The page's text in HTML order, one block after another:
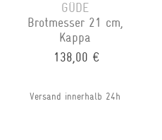
GÜDE
Brotmesser 21 cm,
Kappa
138,00 €
Versand innerhalb 24h